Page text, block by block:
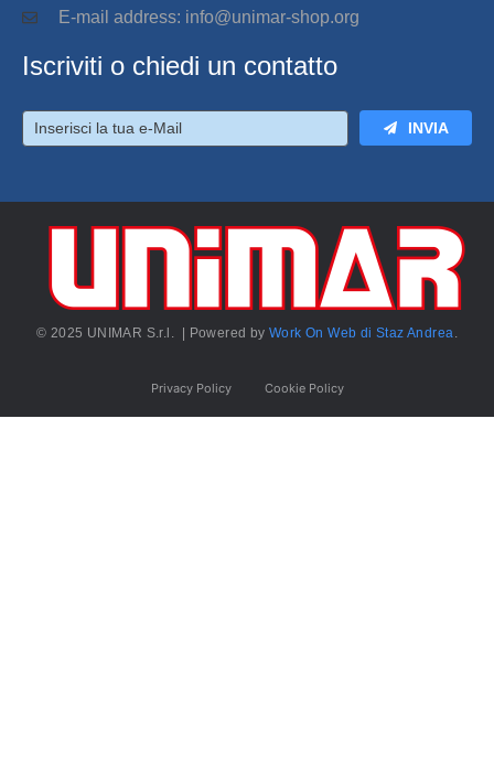
E-mail address: info@unimar-shop.org
Iscriviti o chiedi un contatto
INVIA
© 2025 UNIMAR S.r.l. | Powered byWork On Web di Staz Andrea.
Privacy Policy Cookie Policy